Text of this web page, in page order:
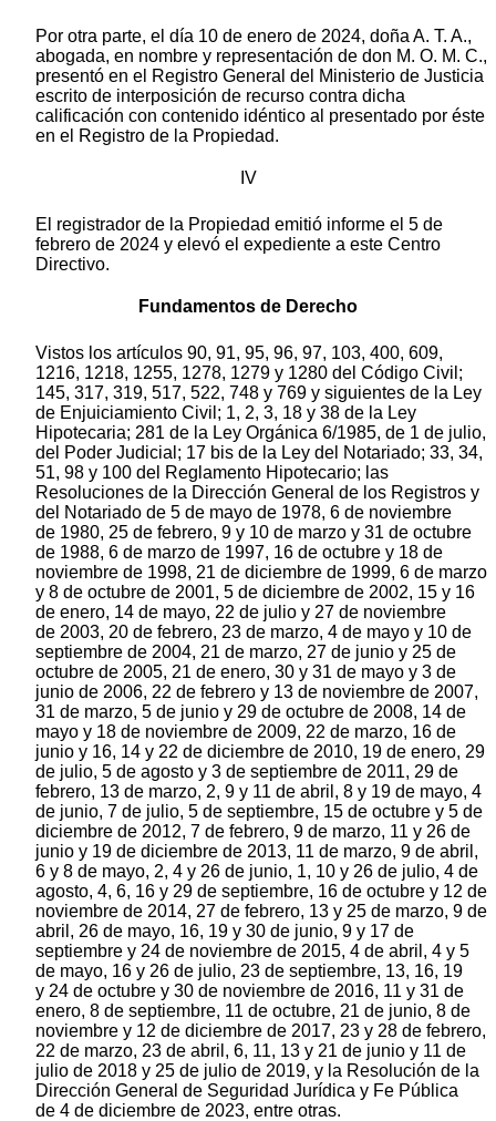
Por otra parte, el día 10 de enero de 2024, doña A. T. A.,
abogada, en nombre y representación de don M. O. M. C.,
presentó en el Registro General del Ministerio de Justicia
escrito de interposición de recurso contra dicha
calificación con contenido idéntico al presentado por éste
en el Registro de la Propiedad.
IV
El registrador de la Propiedad emitió informe el 5 de
febrero de 2024 y elevó el expediente a este Centro
Directivo.
Fundamentos de Derecho
Vistos los artículos 90, 91, 95, 96, 97, 103, 400, 609,
1216, 1218, 1255, 1278, 1279 y 1280 del Código Civil;
145, 317, 319, 517, 522, 748 y 769 y siguientes de la Ley
de Enjuiciamiento Civil; 1, 2, 3, 18 y 38 de la Ley
Hipotecaria; 281 de la Ley Orgánica 6/1985, de 1 de julio,
del Poder Judicial; 17 bis de la Ley del Notariado; 33, 34,
51, 98 y 100 del Reglamento Hipotecario; las
Resoluciones de la Dirección General de los Registros y
del Notariado de 5 de mayo de 1978, 6 de noviembre
de 1980, 25 de febrero, 9 y 10 de marzo y 31 de octubre
de 1988, 6 de marzo de 1997, 16 de octubre y 18 de
noviembre de 1998, 21 de diciembre de 1999, 6 de marzo
y 8 de octubre de 2001, 5 de diciembre de 2002, 15 y 16
de enero, 14 de mayo, 22 de julio y 27 de noviembre
de 2003, 20 de febrero, 23 de marzo, 4 de mayo y 10 de
septiembre de 2004, 21 de marzo, 27 de junio y 25 de
octubre de 2005, 21 de enero, 30 y 31 de mayo y 3 de
junio de 2006, 22 de febrero y 13 de noviembre de 2007,
31 de marzo, 5 de junio y 29 de octubre de 2008, 14 de
mayo y 18 de noviembre de 2009, 22 de marzo, 16 de
junio y 16, 14 y 22 de diciembre de 2010, 19 de enero, 29
de julio, 5 de agosto y 3 de septiembre de 2011, 29 de
febrero, 13 de marzo, 2, 9 y 11 de abril, 8 y 19 de mayo, 4
de junio, 7 de julio, 5 de septiembre, 15 de octubre y 5 de
diciembre de 2012, 7 de febrero, 9 de marzo, 11 y 26 de
junio y 19 de diciembre de 2013, 11 de marzo, 9 de abril,
6 y 8 de mayo, 2, 4 y 26 de junio, 1, 10 y 26 de julio, 4 de
agosto, 4, 6, 16 y 29 de septiembre, 16 de octubre y 12 de
noviembre de 2014, 27 de febrero, 13 y 25 de marzo, 9 de
abril, 26 de mayo, 16, 19 y 30 de junio, 9 y 17 de
septiembre y 24 de noviembre de 2015, 4 de abril, 4 y 5
de mayo, 16 y 26 de julio, 23 de septiembre, 13, 16, 19
y 24 de octubre y 30 de noviembre de 2016, 11 y 31 de
enero, 8 de septiembre, 11 de octubre, 21 de junio, 8 de
noviembre y 12 de diciembre de 2017, 23 y 28 de febrero,
22 de marzo, 23 de abril, 6, 11, 13 y 21 de junio y 11 de
julio de 2018 y 25 de julio de 2019, y la Resolución de la
Dirección General de Seguridad Jurídica y Fe Pública
de 4 de diciembre de 2023, entre otras.